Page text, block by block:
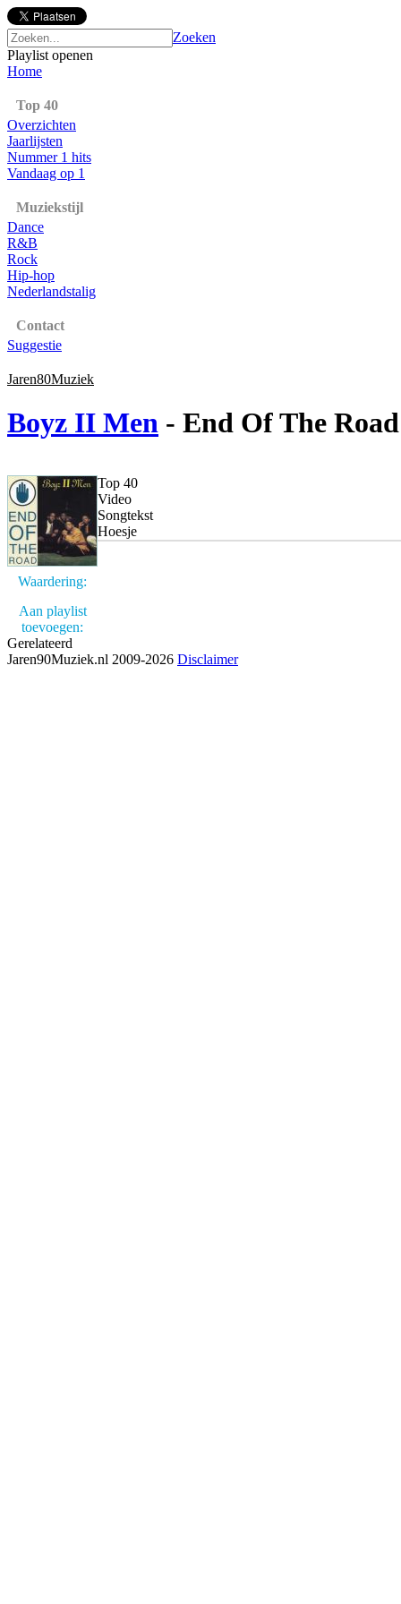
Zoeken
Playlist openen
Home
Top 40
Overzichten
Jaarlijsten
Nummer 1 hits
Vandaag op 1
Muziekstijl
Dance
R&B
Rock
Hip-hop
Nederlandstalig
Contact
Suggestie
Jaren80Muziek
Boyz II Men - End Of The Road
Waardering:
Aan playlist
toevoegen:
Top 40
Video
Songtekst
Hoesje
Gerelateerd
Jaren90Muziek.nl 2009-2026 Disclaimer